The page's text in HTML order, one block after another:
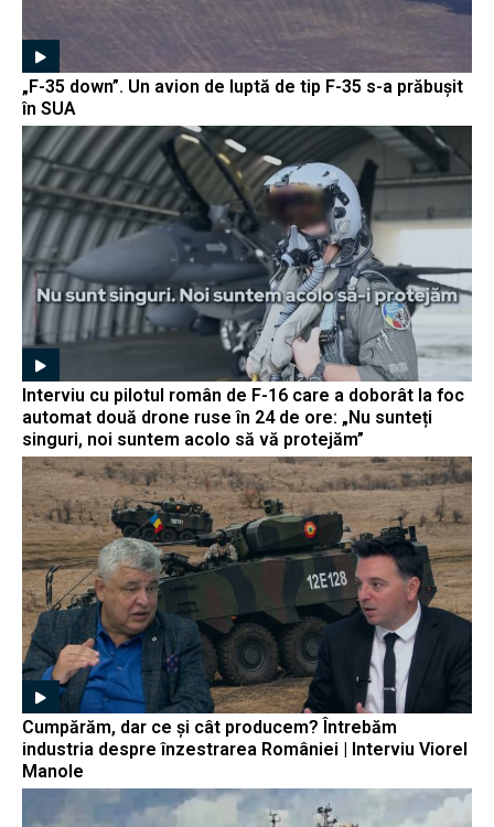
„F-35 down”. Un avion de luptă de tip F-35 s-a prăbușit
în SUA
Interviu cu pilotul român de F-16 care a doborât la foc
automat două drone ruse în 24 de ore: „Nu sunteți
singuri, noi suntem acolo să vă protejăm”
Cumpărăm, dar ce și cât producem? Întrebăm
industria despre înzestrarea României | Interviu Viorel
Manole